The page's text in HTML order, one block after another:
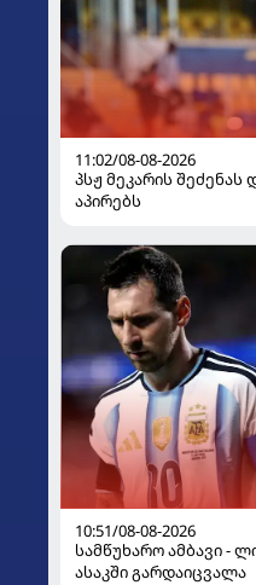
11:02/08-08-2026
პსჟ მეკარის შეძენას
აპირებს
10:51/08-08-2026
სამწუხარო ამბავი -
ასაკში გარდაიცვალა